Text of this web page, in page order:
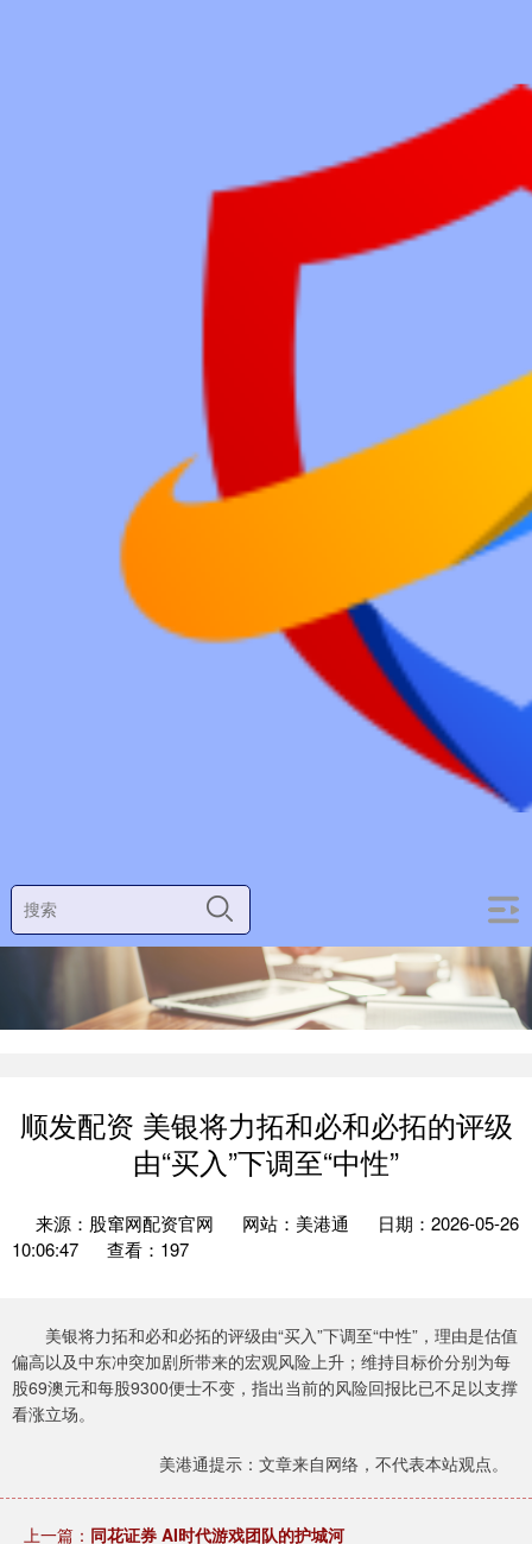
顺发配资 美银将力拓和必和必拓的评级
由“买入”下调至“中性”
来源：股窜网配资官网 网站：美港通
日期：2026-05-26
10:06:47
查看：197
美银将力拓和必和必拓的评级由“买入”下调至“中性”，理由是估值
偏高以及中东冲突加剧所带来的宏观风险上升；维持目标价分别为每
股69澳元和每股9300便士不变，指出当前的风险回报比已不足以支撑
看涨立场。
美港通提示：文章来自网络，不代表本站观点。
上一篇： 同花证券 AI时代游戏团队的护城河